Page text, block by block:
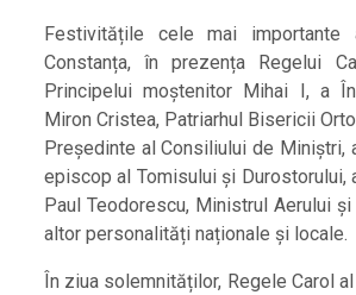
Festivitățile cele mai
Constanța, în prezența Regelui
Principelui moștenitor Mihai I, a
Miron Cristea, Patriarhul Bisericii
Președinte al Consiliului de Miniștri,
episcop al Tomisului și Durostorului,
Paul Teodorescu, Ministrul Aerului
altor personalități naționale și locale.
În ziua solemnităților, Regele Carol